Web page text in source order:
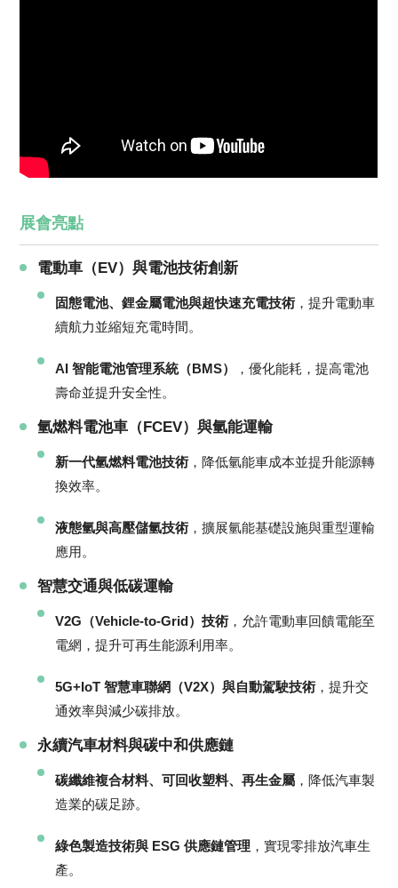
展會亮點
電動車（EV）與電池技術創新
固態電池、鋰金屬電池與超快速充電技術 ，提升電動車
續航力並縮短充電時間。
AI 智能電池管理系統（BMS）
，優化能耗，提高電池
壽命並提升安全性。
氫燃料電池車（FCEV）與氫能運輸
新一代氫燃料電池技術 ，降低氫能車成本並提升能源轉
換效率。
液態氫與高壓儲氫技術 ，擴展氫能基礎設施與重型運輸
應用。
智慧交通與低碳運輸
V2G（Vehicle-to-Grid）技術 ，允許電動車回饋電能至
電網，提升可再生能源利用率。
5G+IoT 智慧車聯網（V2X）與自動駕駛技術 ，提升交
通效率與減少碳排放。
永續汽車材料與碳中和供應鏈
碳纖維複合材料、可回收塑料、再生金屬 ，降低汽車製
造業的碳足跡。
綠色製造技術與 ESG 供應鏈管理 ，實現零排放汽車生
產。